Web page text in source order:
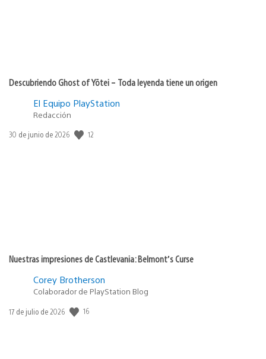
Descubriendo Ghost of Yōtei – Toda leyenda tiene un origen
El Equipo PlayStation
Redacción
Fecha
30 de junio de 2026 12
Nuestras impresiones de Castlevania: Belmont’s Curse
Corey Brotherson
Colaborador de PlayStation Blog
Fecha
17 de julio de 2026 16